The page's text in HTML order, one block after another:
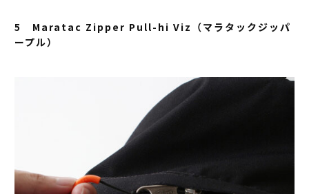
5 Maratac Zipper Pull-hi Viz（マラタックジッパ
ープル）